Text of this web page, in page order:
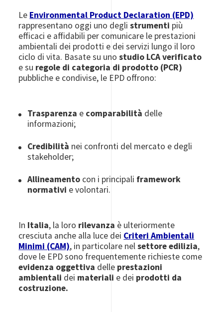
Le Environmental Product Declaration (EPD)
rappresentano oggi uno deglistrumenti più
efficaci e affidabili per comunicare le prestazioni
ambientali dei prodotti e dei servizi lungo il loro
ciclo di vita. Basate su unostudio LCA verificato
e su regole di categoria di prodotto (PCR)
pubbliche e condivise, le EPD offrono:
Trasparenza e comparabilità delle
informazioni;
Credibilità nei confronti del mercato e degli
stakeholder;
Allineamento con i principali framework
normativi e volontari.
In Italia, la loro rilevanza è ulteriormente
cresciuta anche alla luce dei Criteri Ambientali
Minimi (CAM), in particolare nelsettore edilizia,
dove le EPD sono frequentemente richieste come
evidenza oggettiva delle prestazioni
ambientali dei materiali e dei prodotti da
costruzione.